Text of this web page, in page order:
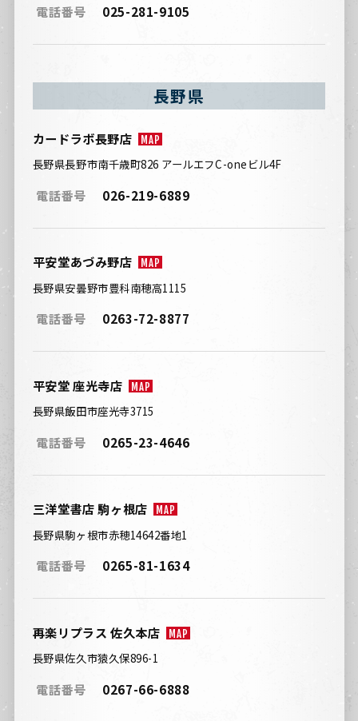
電話番号 025-281-9105
長野県
カードラボ長野店 MAP
長野県長野市南千歳町826 アールエフC-oneビル4F
電話番号 026-219-6889
平安堂あづみ野店 MAP
長野県安曇野市豊科南穂高1115
電話番号 0263-72-8877
平安堂 座光寺店 MAP
長野県飯田市座光寺3715
電話番号 0265-23-4646
三洋堂書店 駒ヶ根店 MAP
長野県駒ヶ根市赤穂14642番地1
電話番号 0265-81-1634
再楽リプラス 佐久本店 MAP
長野県佐久市猿久保896-1
電話番号 0267-66-6888